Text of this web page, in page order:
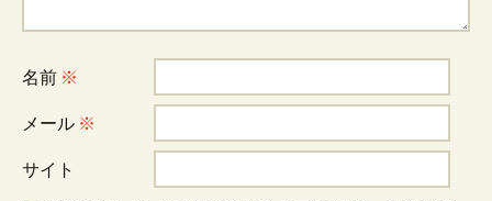
ー
シ
ョ
名前 ※
メール ※
サイト